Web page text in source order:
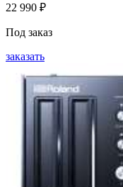
22 990 ₽
Под заказ
заказать